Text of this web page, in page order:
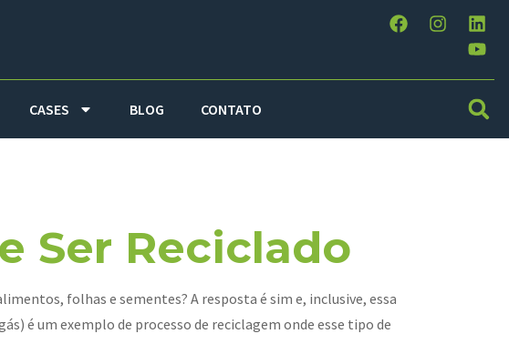
CASES BLOG CONTATO
Ser Reciclado
folhas e sementes? A resposta é sim e, inclusive, essa
é um exemplo de processo de reciclagem onde esse tipo de